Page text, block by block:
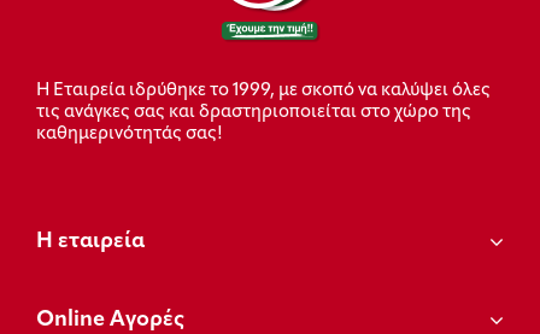
Η Εταιρεία ιδρύθηκε το 1999, με σκοπό να καλύψει όλες
τις ανάγκες σας και δραστηριοποιείται στο χώρο της
καθημερινότητάς σας!
Η εταιρεία
Οnline Αγορές